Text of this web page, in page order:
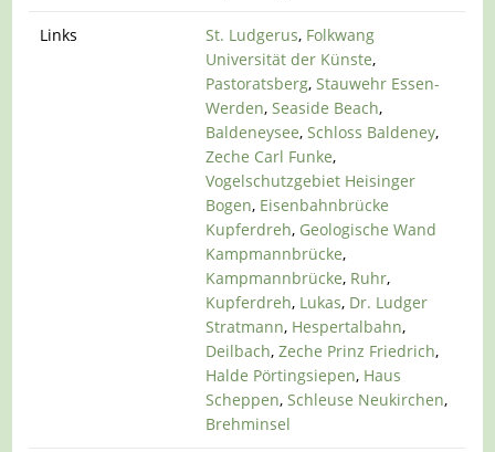
Links St. Ludgerus, Folkwang
Universität der Künste,
Pastoratsberg,Stauwehr Essen-
Werden,Seaside Beach,
Baldeneysee,Schloss Baldeney,
Zeche Carl Funke,
Vogelschutzgebiet Heisinger
Bogen, Eisenbahnbrücke
Kupferdreh, Geologische Wand
Kampmannbrücke,
Kampmannbrücke, Ruhr,
Kupferdreh, Lukas, Dr. Ludger
Stratmann, Hespertalbahn,
Deilbach,Zeche Prinz Friedrich,
Halde Pörtingsiepen, Haus
Scheppen,Schleuse Neukirchen,
Brehminsel